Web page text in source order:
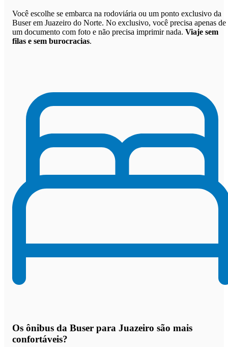
Você escolhe se embarca na rodoviária ou um ponto exclusivo da
Buser em Juazeiro do Norte. No exclusivo, você precisa apenas de
um documento com foto e não precisa imprimir nada. Viaje sem
filas e sem burocracias.
Os ônibus da Buser para Juazeiro são mais
confortáveis?